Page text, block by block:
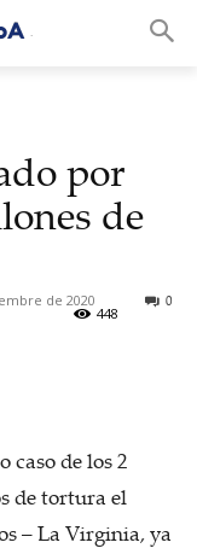
por
de
de 2020 0
448
caso de los 2
de tortura el
– La Virginia, ya